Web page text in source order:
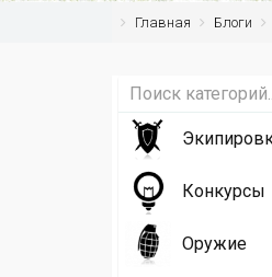
Главная Блоги
Конкурсы
Оружие